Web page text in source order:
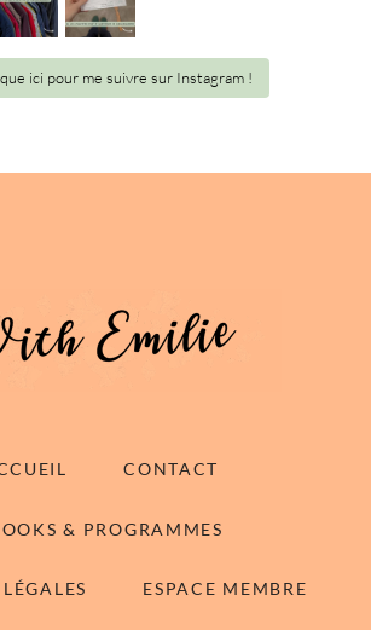
ici pour me suivre sur Instagram !
CONTACT
& PROGRAMMES
ESPACE MEMBRE